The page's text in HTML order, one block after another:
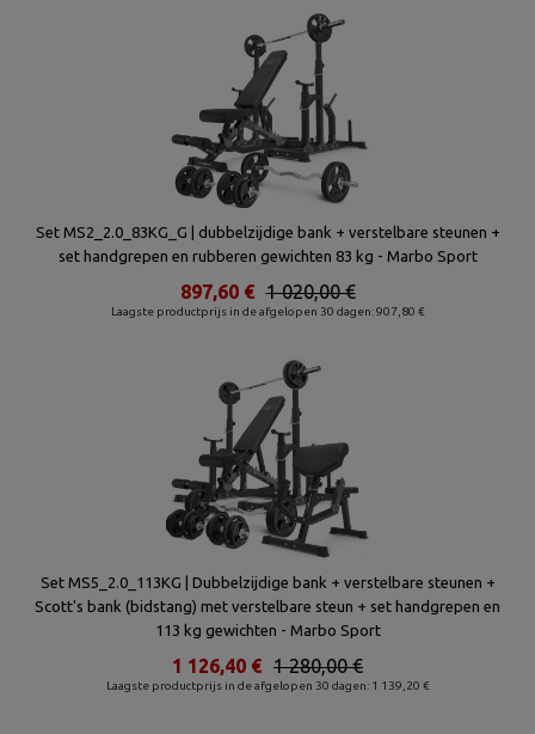
Set MS2_2.0_83KG_G | dubbelzijdige bank + verstelbare steunen +
set handgrepen en rubberen gewichten 83 kg - Marbo Sport
Laagste productprijs in de afgelopen 30 dagen: 907,80 €
1 020,00 €
897,60 €
Set MS5_2.0_113KG | Dubbelzijdige bank + verstelbare steunen +
Scott's bank (bidstang) met verstelbare steun + set handgrepen en
113 kg gewichten - Marbo Sport
Laagste productprijs in de afgelopen 30 dagen: 1 139,20 €
1 280,00 €
1 126,40 €